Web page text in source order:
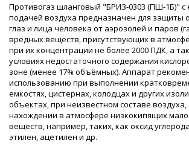
Противогаз шланговый "БРИЗ-0303 (ПШ-1Б)" с
подачей воздуха предназначен для защиты
глаз и лица человека от аэрозолей и паров
вредных веществ, присутствующих в
при их концентрации не более 2000 ПДК, а
условиях недостаточного содержания
зоне (менее 17% объёмных). Аппарат
использованию при выполнении
емкостях, цистернах, колодцах и других
объектах, при неизвестном составе
нахождении в атмосфере низкокипящих
веществ, например, таких, как оксид
этилен, ацетилен и др.